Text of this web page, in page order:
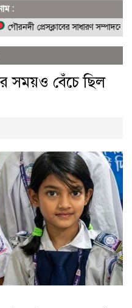
:
প্রেসক্লাবের সাধারণ সম্পাদকের ওপর
সময়ও বেঁচে ছিল